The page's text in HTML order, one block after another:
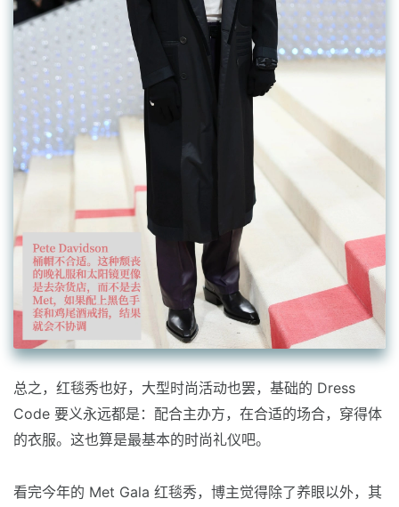
总之，红毯秀也好，大型时尚活动也罢，基础的 Dress
Code 要义永远都是：配合主办方，在合适的场合，穿得体
的衣服。这也算是最基本的时尚礼仪吧。
看完今年的 Met Gala 红毯秀，博主觉得除了养眼以外，其